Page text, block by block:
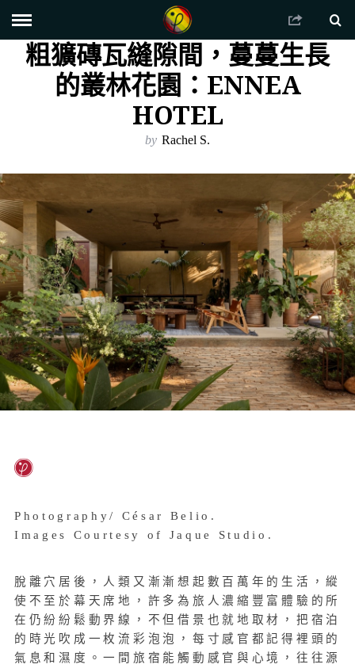
粗獷磚瓦縫隙間，蔓蔓生長
的叢林花園：ENNEA
HOTEL
by Rachel S.
Photography/ César Belio.
Images Courtesy of Jaque Studio.
脫離穴居後，人類又漸漸想起數百萬年的生活，縱
使不至於幕天席地，許多為旅人濃縮豐富體驗的所
在仍紛紛鬆動界線，不但借景也就地取材，把宿泊
的時光吹成一枚流彩泡泡，每寸感官都記得裡頭的
氣息和濕度。一間旅宿能觸動感官與心境，往往源